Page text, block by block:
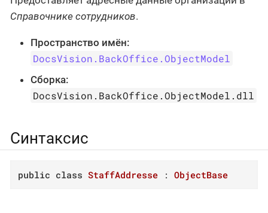
Справочнике сотрудников.
Пространство имён:
DocsVision.BackOffice.ObjectModel
Сборка:
DocsVision.BackOffice.ObjectModel.dll
Синтаксис
public class StaffAddresse : ObjectBase